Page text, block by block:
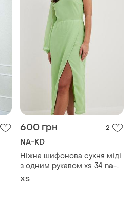
600 грн 2
NA-KD
Ніжна шифонова сукня міді
з одним рукавом xs 34 na-
kd нежное шифоновое
ХS